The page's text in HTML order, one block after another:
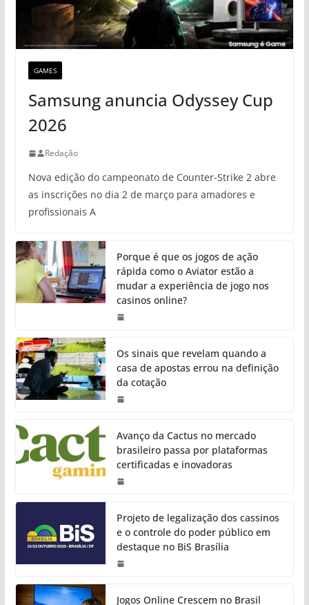
GAMES
Samsung anuncia Odyssey Cup
2026
Redação
Nova edição do campeonato de Counter-Strike 2 abre
as inscrições no dia 2 de março para amadores e
profissionais A
Porque é que os jogos de ação
rápida como o Aviator estão a
mudar a experiência de jogo nos
casinos online?
Os sinais que revelam quando a
casa de apostas errou na definição
da cotação
Avanço da Cactus no mercado
brasileiro passa por plataformas
certificadas e inovadoras
Projeto de legalização dos cassinos
e o controle do poder público em
destaque no BiS Brasília
Jogos Online Crescem no Brasil